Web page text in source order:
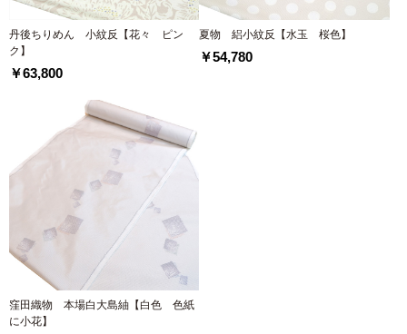
丹後ちりめん 小紋反【花々 ピン
ク】
￥63,800
夏物 絽小紋反【水玉 桜色】
￥54,780
窪田織物 本場白大島紬【白色 色紙
に小花】